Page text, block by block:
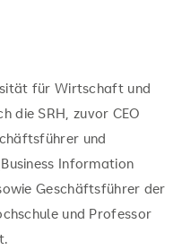
für Wirtschaft und
die SRH, zuvor CEO
und
Information
Geschäftsführer der
und Professor